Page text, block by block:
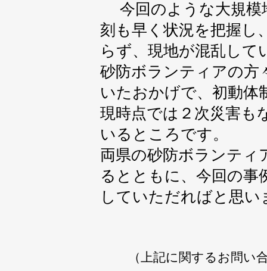
今回のような大規模
刻も早く状況を把握し
らず、現地が混乱して
砂防ボランティアの方
いたおかげで、初動体
現時点では２次災害も
いるところです。
両県の砂防ボランティ
るとともに、今回の事
していただればと思い
（上記に関するお問い